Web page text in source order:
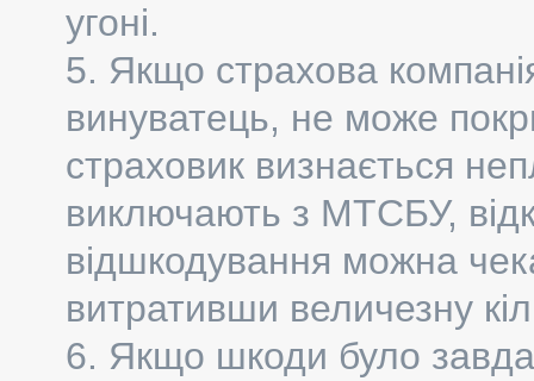
угоні.
5. Якщо страхова
винуватець, не може
страховик визнається
виключають з МТСБУ,
відшкодування можна
витративши величезну
6. Якщо шкоди було